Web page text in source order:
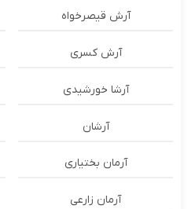
آرش قیصرخواه
آرش کسری
آرشا خورشیدی
آرشان
آرمان بختیاری
آرمان زارعی